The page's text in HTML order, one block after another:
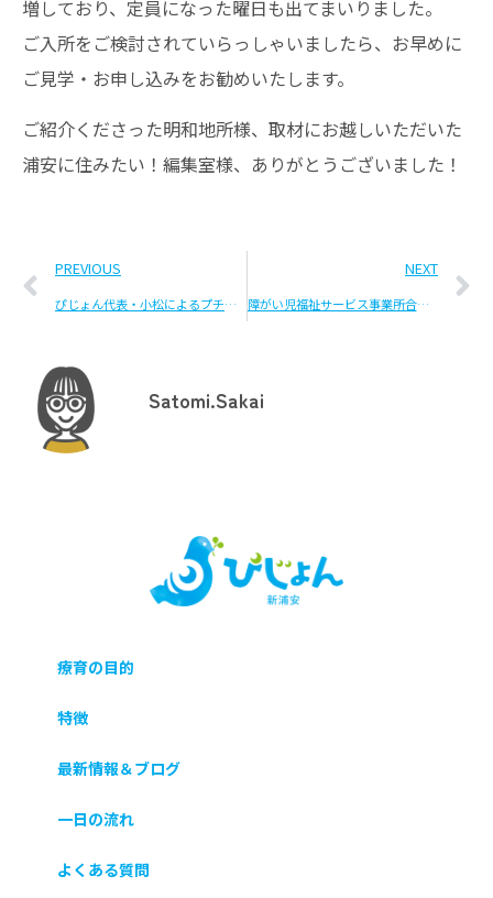
増しており、定員になった曜日も出てまいりました。
ご入所をご検討されていらっしゃいましたら、お早めに
ご見学・お申し込みをお勧めいたします。
ご紹介くださった明和地所様、取材にお越しいただいた
浦安に住みたい！編集室様、ありがとうございました！
PREVIOUS
ぴじょん代表・小松によるプチセミナー開催のお知らせ
NEXT
障がい児福祉サービス事業所合同説明会に参加しました
Satomi.Sakai
療育の目的
特徴
最新情報＆ブログ
一日の流れ
よくある質問